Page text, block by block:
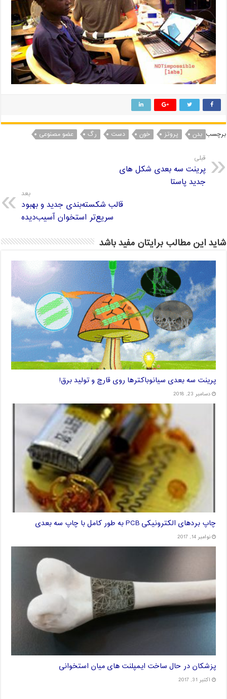
برچسب بدن پروتز خون دست رگ عضو مصنوعی
قبلی
پرینت سه بعدی شکل های
جدید پاستا
بعد
قالب شکسته‌بندی جدید و بهبود
سریع‌تر استخوان آسیب‌دیده
شاید این مطالب برایتان مفید باشد
پرینت سه بعدی سیانوباکترها روی قارچ و تولید برق!
دسامبر 23, 2018
چاپ بردهای الکترونیکی PCB به طور کامل با چاپ سه بعدی
نوامبر 14, 2017
پزشکان در حال ساخت ایمپلنت های میان استخوانی
اکتبر 31, 2017